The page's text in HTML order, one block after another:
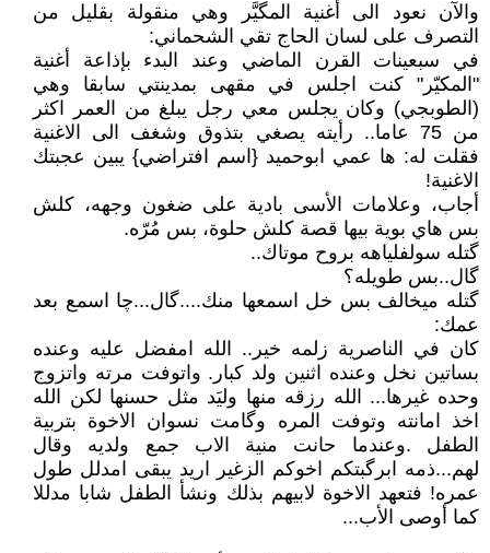
والآن نعود الى أغنية المگيَّر وهي منقولة بقليل من
التصرف على لسان الحاج تقي الشحماني:
في سبعينات القرن الماضي وعند البدء بإذاعة أغنية
"المكيّر" كنت اجلس في مقهى بمدينتي سابقا وهي
(الطوبجي) وكان يجلس معي رجل يبلغ من العمر اكثر
من 75 عاما.. رأيته يصغي بتذوق وشغف الى الاغنية
فقلت له: ها عمي ابوحميد {اسم افتراضي} يبين عجبتك
الاغنية!
أجاب، وعلامات الأسى بادية على ضغون وجهه، كلش
بس هاي بوية بيها قصة كلش حلوة، بس مُرّه.
گتله سولفلياهه بروح موتاك..
گال..بس طويله؟
گتله ميخالف بس خل اسمعها منك....گال...چا اسمع بعد
عمك:
كان في الناصرية زلمه خير.. الله امفضل عليه وعنده
بساتين نخل وعنده اثنين ولد كبار. واتوفت مرته واتزوج
وحده غيرها... الله رزقه منها وليَد مثل حسنها لكن الله
اخذ امانته وتوفت المره وگامت نسوان الاخوة بتربية
الطفل .وعندما حانت منية الاب جمع ولديه وقال
لهم...ذمه ابرگبتكم اخوكم الزغير اريد يبقى امدلل طول
عمره! فتعهد الاخوة لابيهم بذلك ونشأ الطفل شابا مدللا
كما أوصى الأب...